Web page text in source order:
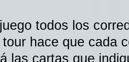
todos los
tour hace que cada
las cartas que